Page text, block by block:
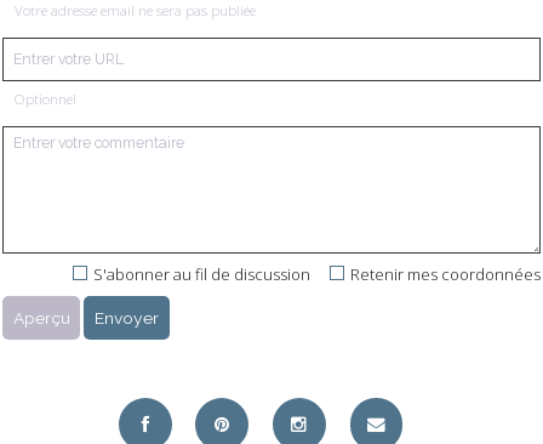
Votre adresse email ne sera pas publiée
Optionnel
Retenir mes coordonnées
S'abonner au fil de discussion